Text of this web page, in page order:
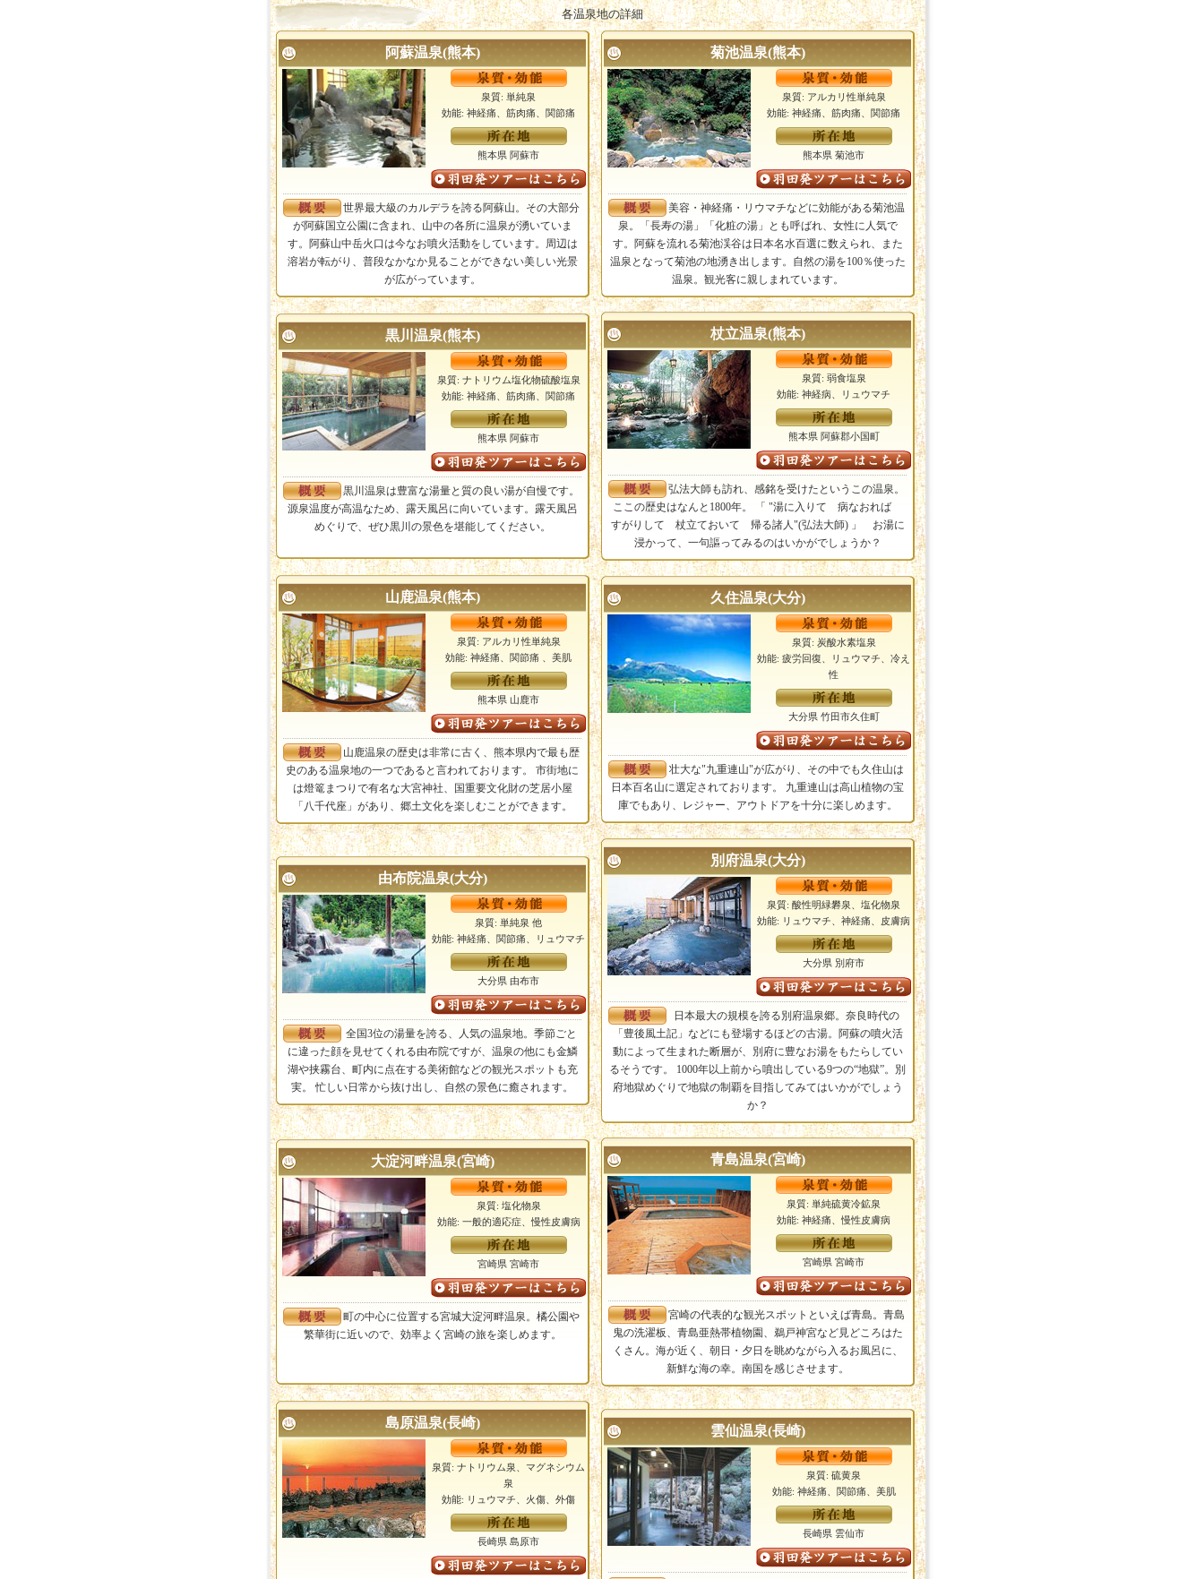
各温泉地の詳細
阿蘇温泉(熊本)
泉質: 単純泉
効能: 神経痛、筋肉痛、関節痛
熊本県 阿蘇市
世界最大級のカルデラを誇る阿蘇山。その大部分
が阿蘇国立公園に含まれ、山中の各所に温泉が湧いていま
す。阿蘇山中岳火口は今なお噴火活動をしています。周辺は
溶岩が転がり、普段なかなか見ることができない美しい光景
が広がっています。
菊池温泉(熊本)
泉質: アルカリ性単純泉
効能: 神経痛、筋肉痛、関節痛
熊本県 菊池市
美容・神経痛・リウマチなどに効能がある菊池温
泉。「長寿の湯」「化粧の湯」とも呼ばれ、女性に人気で
す。阿蘇を流れる菊池渓谷は日本名水百選に数えられ、また
温泉となって菊池の地湧き出します。自然の湯を100％使った
温泉。観光客に親しまれています。
黒川温泉(熊本)
泉質: ナトリウム塩化物硫酸塩泉
効能: 神経痛、筋肉痛、関節痛
熊本県 阿蘇市
黒川温泉は豊富な湯量と質の良い湯が自慢です。
源泉温度が高温なため、露天風呂に向いています。露天風呂
めぐりで、ぜひ黒川の景色を堪能してください。
杖立温泉(熊本)
泉質: 弱食塩泉
効能: 神経病、リュウマチ
熊本県 阿蘇郡小国町
弘法大師も訪れ、感銘を受けたというこの温泉。
ここの歴史はなんと1800年。 「 "湯に入りて 病なおれば
すがりして 杖立ておいて 帰る諸人"(弘法大師) 」 お湯に
浸かって、一句謳ってみるのはいかがでしょうか？
山鹿温泉(熊本)
泉質: アルカリ性単純泉
効能: 神経痛、関節痛 、美肌
熊本県 山鹿市
山鹿温泉の歴史は非常に古く、熊本県内で最も歴
史のある温泉地の一つであると言われております。 市街地に
は燈篭まつりで有名な大宮神社、国重要文化財の芝居小屋
「八千代座」があり、郷土文化を楽しむことができます。
久住温泉(大分)
泉質: 炭酸水素塩泉
効能: 疲労回復、リュウマチ、冷え
性
大分県 竹田市久住町
壮大な"九重連山"が広がり、その中でも久住山は
日本百名山に選定されております。 九重連山は高山植物の宝
庫でもあり、レジャー、アウトドアを十分に楽しめます。
由布院温泉(大分)
泉質: 単純泉 他
効能: 神経痛、関節痛、リュウマチ
大分県 由布市
全国3位の湯量を誇る、人気の温泉地。季節ごと
に違った顔を見せてくれる由布院ですが、温泉の他にも金鱗
湖や挟霧台、町内に点在する美術館などの観光スポットも充
実。 忙しい日常から抜け出し、自然の景色に癒されます。
別府温泉(大分)
泉質: 酸性明緑礬泉、塩化物泉
効能: リュウマチ、神経痛、皮膚病
大分県 別府市
日本最大の規模を誇る別府温泉郷。奈良時代の
「豊後風土記」などにも登場するほどの古湯。阿蘇の噴火活
動によって生まれた断層が、別府に豊なお湯をもたらしてい
るそうです。 1000年以上前から噴出している9つの“地獄”。別
府地獄めぐりで地獄の制覇を目指してみてはいかがでしょう
か？
大淀河畔温泉(宮崎)
泉質: 塩化物泉
効能: 一般的適応症、慢性皮膚病
宮崎県 宮崎市
町の中心に位置する宮城大淀河畔温泉。橘公園や
繁華街に近いので、効率よく宮崎の旅を楽しめます。
青島温泉(宮崎)
泉質: 単純硫黄冷鉱泉
効能: 神経痛、慢性皮膚病
宮崎県 宮崎市
宮崎の代表的な観光スポットといえば青島。青島
鬼の洗濯板、青島亜熱帯植物園、鵜戸神宮など見どころはた
くさん。海が近く、朝日・夕日を眺めながら入るお風呂に、
新鮮な海の幸。南国を感じさせます。
島原温泉(長崎)
泉質: ナトリウム泉、マグネシウム
泉
効能: リュウマチ、火傷、外傷
長崎県 島原市
雲仙温泉(長崎)
泉質: 硫黄泉
効能: 神経痛、関節痛、美肌
長崎県 雲仙市